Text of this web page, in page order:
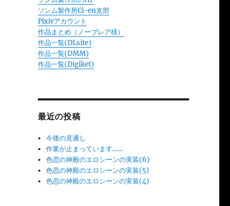
ソンム製作所Ci-en支部
Pixivアカウント
作品まとめ（ノーブレア様）
作品一覧(DLsite)
作品一覧(DMM)
作品一覧(Digiket)
最近の投稿
今後の見通し
作業が止まっています……
色恋の神殿のエロシーンの実装(6)
色恋の神殿のエロシーンの実装(5)
色恋の神殿のエロシーンの実装(4)